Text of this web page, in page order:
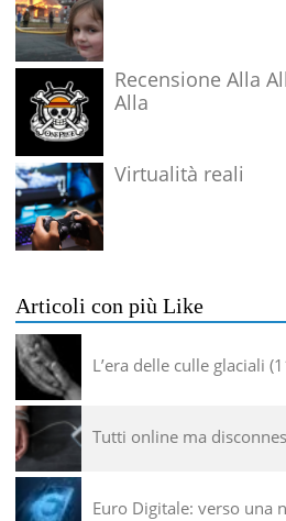
Recensione Alla
Alla
Virtualità reali
Articoli con più Like
L’era delle culle glaciali
Tutti online ma
Euro Digitale: verso una